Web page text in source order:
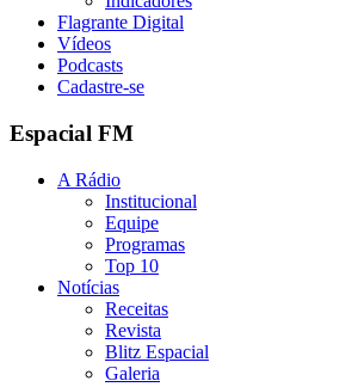
Flagrante Digital
Vídeos
Podcasts
Cadastre-se
Espacial FM
A Rádio
Institucional
Equipe
Programas
Top 10
Notícias
Receitas
Revista
Blitz Espacial
Galeria